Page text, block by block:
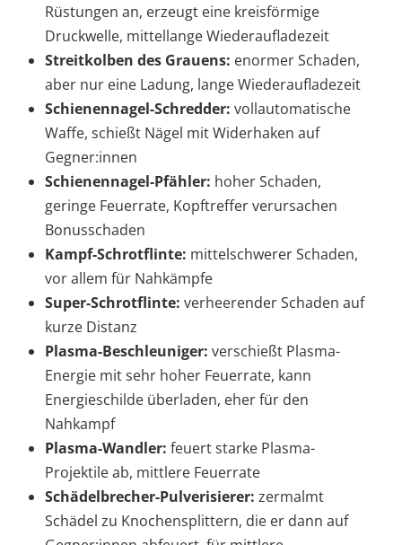
Rüstungen an, erzeugt eine kreisförmige
Druckwelle, mittellange Wiederaufladezeit
Streitkolben des Grauens: enormer Schaden,
aber nur eine Ladung, lange Wiederaufladezeit
Schienennagel-Schredder: vollautomatische
Waffe, schießt Nägel mit Widerhaken auf
Gegner:innen
Schienennagel-Pfähler: hoher Schaden,
geringe Feuerrate, Kopftreffer verursachen
Bonusschaden
Kampf-Schrotflinte: mittelschwerer Schaden,
vor allem für Nahkämpfe
Super-Schrotflinte: verheerender Schaden auf
kurze Distanz
Plasma-Beschleuniger: verschießt Plasma-
Energie mit sehr hoher Feuerrate, kann
Energieschilde überladen, eher für den
Nahkampf
Plasma-Wandler: feuert starke Plasma-
Projektile ab, mittlere Feuerrate
Schädelbrecher-Pulverisierer: zermalmt
Schädel zu Knochensplittern, die er dann auf